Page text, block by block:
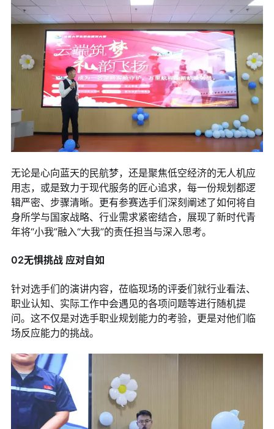
无论是心向蓝天的民航梦，还是聚焦低空经济的无人机应
用志，或是致力于现代服务的匠心追求，每一份规划都逻
辑严密、步骤清晰。更有参赛选手们深刻阐述了如何将自
身所学与国家战略、行业需求紧密结合，展现了新时代青
年将“小我”融入“大我”的责任担当与深入思考。
02无惧挑战 应对自如
针对选手们的演讲内容，莅临现场的评委们就行业看法、
职业认知、实际工作中会遇见的各项问题等进行随机提
问。这不仅是对选手职业规划能力的考验，更是对他们临
场反应能力的挑战。